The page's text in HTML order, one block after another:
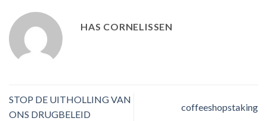
HAS CORNELISSEN
STOP DE UITHOLLING VAN
ONS DRUGBELEID
coffeeshopstaking